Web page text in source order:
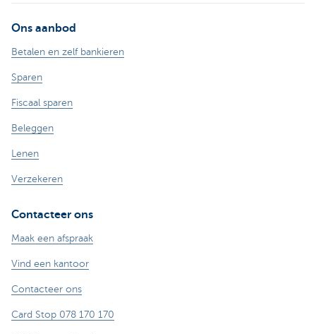
Ons aanbod
Betalen en zelf bankieren
Sparen
Fiscaal sparen
Beleggen
Lenen
Verzekeren
Contacteer ons
Maak een afspraak
Vind een kantoor
Contacteer ons
Card Stop 078 170 170